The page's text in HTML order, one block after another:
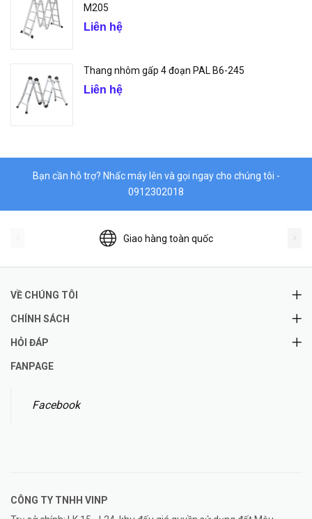
M205
Liên hệ
Thang nhôm gấp 4 đoạn PAL B6-245
Liên hệ
Bạn cần hỗ trợ? Nhấc máy lên và gọi ngay cho chúng tôi -
0912302018
Giao hàng toàn quốc
VỀ CHÚNG TÔI
CHÍNH SÁCH
HỎI ĐÁP
FANPAGE
Facebook
CÔNG TY TNHH VINP